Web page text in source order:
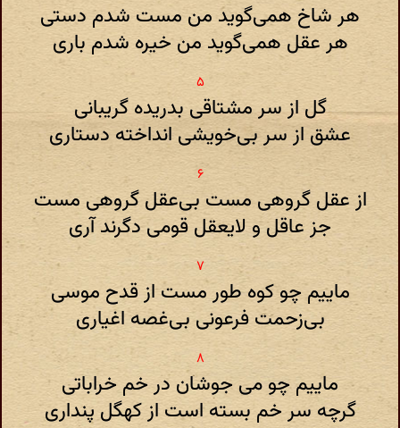
هر شاخ همی‌گوید من مست شدم دستی
هر عقل همی‌گوید من خیره شدم باری
گل از سر مشتاقی بدریده گریبانی
عشق از سر بی‌خویشی انداخته دستاری
از عقل گروهی مست بی‌عقل گروهی مست
جز عاقل و لایعقل قومی دگرند آری
ماییم چو کوه طور مست از قدح موسی
بی‌زحمت فرعونی بی‌غصه اغیاری
ماییم چو می جوشان در خم خراباتی
گرچه سر خم بسته است از کهگل پنداری